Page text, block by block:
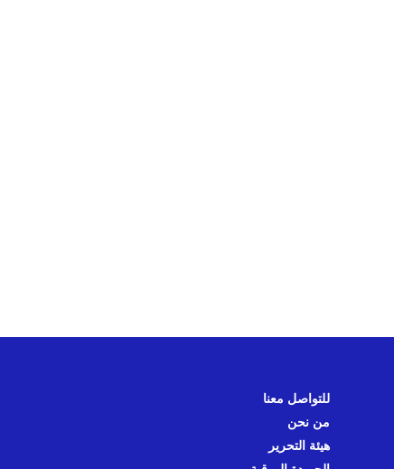
للتواصل معنا
من نحن
هيئة التحرير